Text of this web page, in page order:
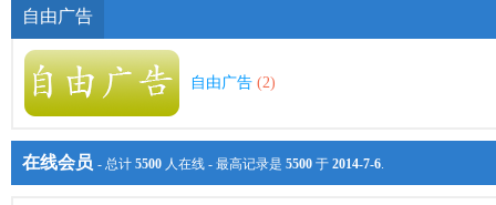
自由广告
自由广告 (2)
在线会员 - 总计 5500 人在线 - 最高记录是 5500 于 2014-7-6.